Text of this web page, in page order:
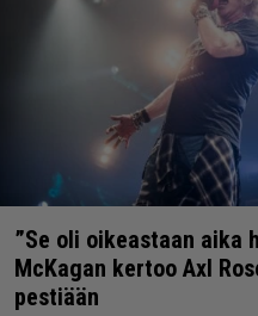
”Se oli oikeastaan aika
McKagan kertoo Axl
pestiään